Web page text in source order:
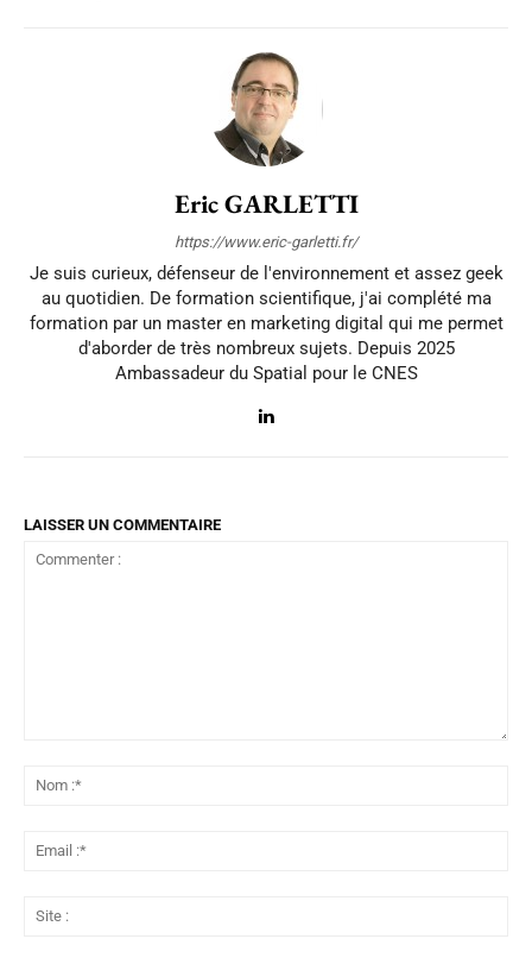
Eric GARLETTI
https://www.eric-garletti.fr/
Je suis curieux, défenseur de l'environnement et assez geek
au quotidien. De formation scientifique, j'ai complété ma
formation par un master en marketing digital qui me permet
d'aborder de très nombreux sujets. Depuis 2025
Ambassadeur du Spatial pour le CNES
LAISSER UN COMMENTAIRE